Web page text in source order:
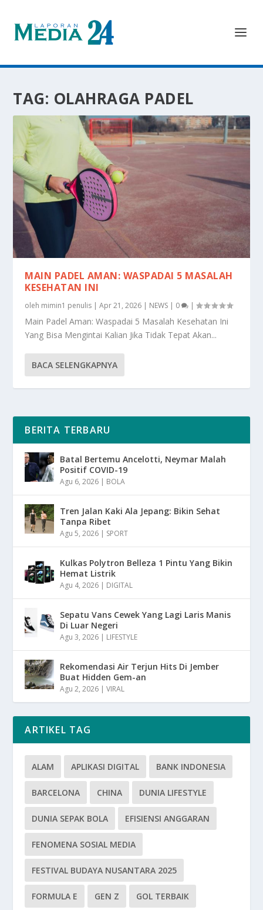
TAG: OLAHRAGA PADEL
MAIN PADEL AMAN: WASPADAI 5 MASALAH
KESEHATAN INI
oleh mimin1 penulis |Apr 21, 2026 | NEWS | 0 |
Main Padel Aman: Waspadai 5 Masalah Kesehatan Ini
Yang Bisa Mengintai Kalian Jika Tidak Tepat Akan...
BACA SELENGKAPNYA
BERITA TERBARU
Batal Bertemu Ancelotti, Neymar Malah
Positif COVID-19
Agu 6, 2026 | BOLA
Tren Jalan Kaki Ala Jepang: Bikin Sehat
Tanpa Ribet
Agu 5, 2026 | SPORT
Kulkas Polytron Belleza 1 Pintu Yang Bikin
Hemat Listrik
Agu 4, 2026 | DIGITAL
Sepatu Vans Cewek Yang Lagi Laris Manis
Di Luar Negeri
Agu 3, 2026 | LIFESTYLE
Rekomendasi Air Terjun Hits Di Jember
Buat Hidden Gem-an
Agu 2, 2026 |VIRAL
ARTIKEL TAG
ALAM APLIKASI DIGITAL BANK INDONESIA
BARCELONA CHINA DUNIA LIFESTYLE
DUNIA SEPAK BOLA EFISIENSI ANGGARAN
FENOMENA SOSIAL MEDIA
FESTIVAL BUDAYA NUSANTARA 2025
FORMULA E GEN Z GOL TERBAIK